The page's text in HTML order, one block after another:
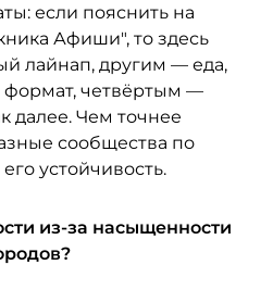
если пояснить на
Афиши", то здесь
лайнап, другим — еда,
четвёртым —
далее. Чем точнее
сообщества по
устойчивость.
из-за насыщенности